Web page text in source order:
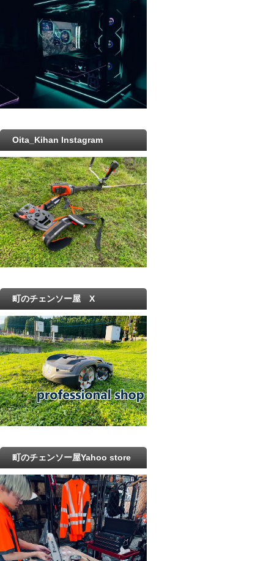
Oita_Kihan Instagram
町のチェンソー屋 X
町のチェンソー屋Yahoo store